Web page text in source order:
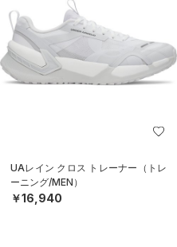
UAレイン クロス トレーナー（トレ
ーニング/MEN）
￥16,940